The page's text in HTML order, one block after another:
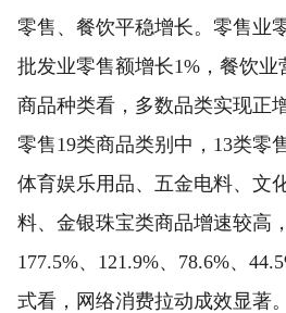
零售、餐饮平稳增长。零售业
批发业零售额增长1%，餐饮业
商品种类看，多数品类实现正
零售19类商品类别中，13类零
体育娱乐用品、五金电料、文
料、金银珠宝类商品增速较高
177.5%、121.9%、78.6%、
式看，网络消费拉动成效显著